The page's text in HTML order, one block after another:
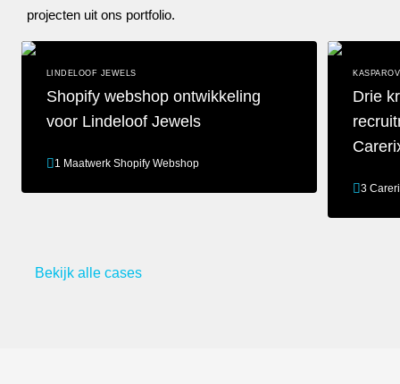
projecten uit ons portfolio.
LINDELOOF JEWELS
Shopify webshop ontwikkeling
voor Lindeloof Jewels
1 Maatwerk Shopify Webshop
Drie
3
Bekijk alle cases